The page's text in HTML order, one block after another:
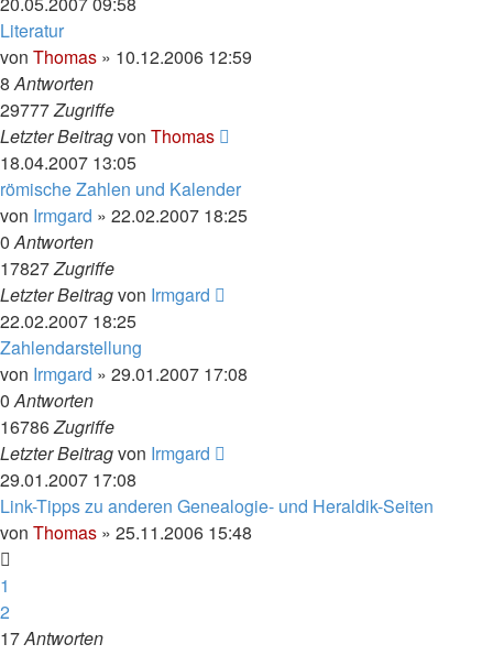
Literatur
von Thomas » 10.12.2006 12:59
8Antworten
29777Zugriffe
Letzter Beitragvon Thomas
18.04.2007 13:05
römische Zahlen und Kalender
von Irmgard » 22.02.2007 18:25
0Antworten
17827Zugriffe
Letzter Beitragvon Irmgard
22.02.2007 18:25
Zahlendarstellung
von Irmgard » 29.01.2007 17:08
0Antworten
16786Zugriffe
Letzter Beitragvon Irmgard
29.01.2007 17:08
Link-Tipps zu anderen Genealogie- und Heraldik-Seiten
von Thomas » 25.11.2006 15:48
1
2
17Antworten